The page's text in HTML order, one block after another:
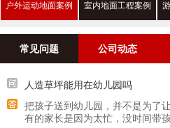
户外运动地面案例 室内地面工程案例
常见问题 公司动态
人造草坪能用在幼儿园吗
把孩子送到幼儿园，并不是为了
有的家长是因为太忙，没时间带